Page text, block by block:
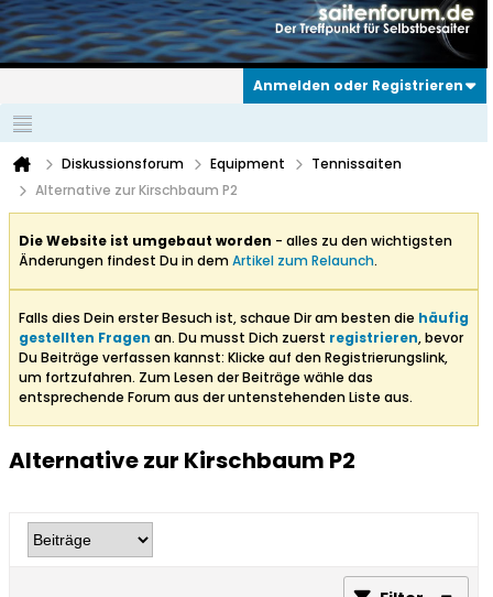
Anmelden oder Registrieren
Diskussionsforum Equipment
Tennissaiten
Alternative zur Kirschbaum P2
Die Website ist umgebaut worden - alles zu den wichtigsten
Änderungen findest Du in demArtikel zum Relaunch.
Falls dies Dein erster Besuch ist, schaue Dir am besten die häufig
gestellten Fragen an. Du musst Dich zuerst registrieren, bevor
Du Beiträge verfassen kannst: Klicke auf den Registrierungslink,
um fortzufahren. Zum Lesen der Beiträge wähle das
entsprechende Forum aus der untenstehenden Liste aus.
Alternative zur Kirschbaum P2